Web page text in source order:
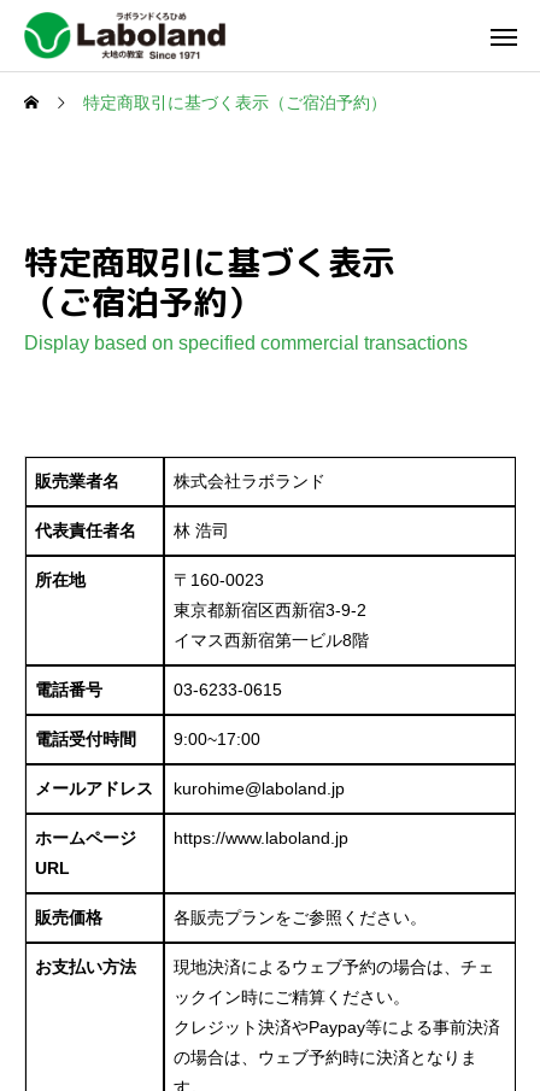
特定商取引に基づく表示（ご宿泊予約）
特定商取引に基づく表示
（ご宿泊予約）
Display based on specified commercial transactions
販売業者名 株式会社ラボランド
代表責任者名 林 浩司
所在地
〒160-0023
東京都新宿区西新宿3-9-2
イマス西新宿第一ビル8階
電話番号 03-6233-0615
電話受付時間 9:00~17:00
メールアドレス kurohime@laboland.jp
ホームページ
URL
https://www.laboland.jp
販売価格 各販売プランをご参照ください。
お支払い方法
現地決済によるウェブ予約の場合は、チェ
ックイン時にご精算ください。
クレジット決済やPaypay等による事前決済
の場合は、ウェブ予約時に決済となりま